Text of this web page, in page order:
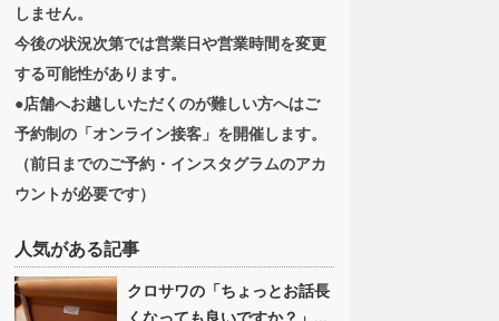
しません。
今後の状況次第では営業日や営業時間を変更
する可能性があります。
●店舗へお越しいただくのが難しい方へはご
予約制の「オンライン接客」を開催します。
（前日までのご予約・インスタグラムのアカ
ウントが必要です）
人気がある記事
クロサワの「ちょっとお話長